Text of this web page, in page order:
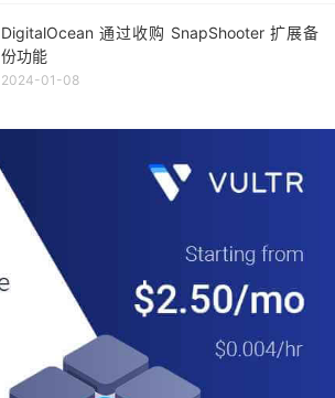
DigitalOcean 通过收购 SnapShooter 扩展备
份功能
2024-01-08